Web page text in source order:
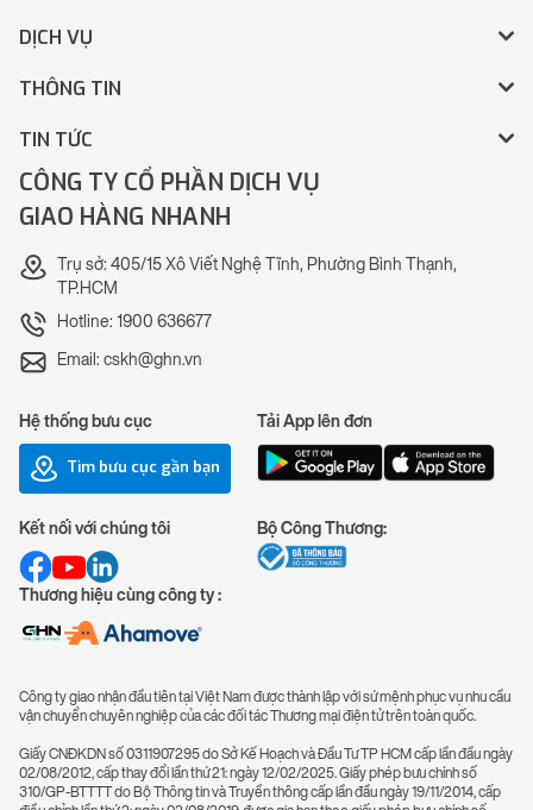
DỊCH VỤ
THÔNG TIN
TIN TỨC
CÔNG TY CỔ PHẦN DỊCH VỤ
GIAO HÀNG NHANH
Trụ sở: 405/15 Xô Viết Nghệ Tĩnh, Phường Bình Thạnh,
TP.HCM
Hotline: 1900 636677
Email: cskh@ghn.vn
Hệ thống bưu cục
Tìm bưu cục gần bạn
Tải App lên đơn
Kết nối với chúng tôi
Thương hiệu cùng công ty :
Bộ Công Thương:
Công ty giao nhận đầu tiên tại Việt Nam được thành lập với sứ mệnh phục vụ nhu cầu
vận chuyển chuyên nghiệp của các đối tác Thương mại điện tử trên toàn quốc.
Giấy CNĐKDN số 0311907295 do Sở Kế Hoạch và Đầu Tư TP HCM cấp lần đầu ngày
02/08/2012, cấp thay đổi lần thứ 21: ngày 12/02/2025. Giấy phép bưu chính số
310/GP-BTTTT do Bộ Thông tin và Truyền thông cấp lần đầu ngày 19/11/2014, cấp